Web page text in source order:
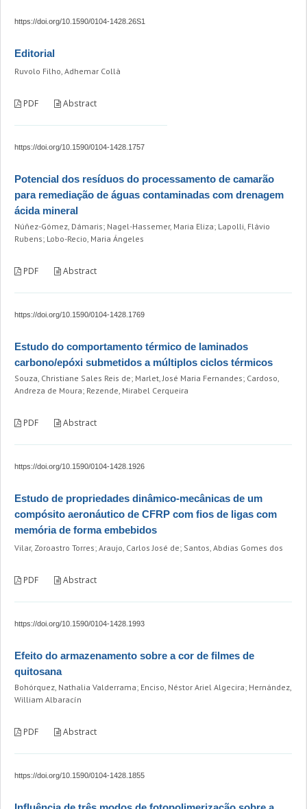
https://doi.org/10.1590/0104-1428.26S1
Editorial
Ruvolo Filho, Adhemar Collà
PDF Abstract
https://doi.org/10.1590/0104-1428.1757
Potencial dos resíduos do processamento de camarão
para remediação de águas contaminadas com drenagem
ácida mineral
Núñez-Gómez, Dámaris; Nagel-Hassemer, Maria Eliza; Lapolli, Flávio
Rubens; Lobo-Recio, Maria Ángeles
PDF Abstract
https://doi.org/10.1590/0104-1428.1769
Estudo do comportamento térmico de laminados
carbono/epóxi submetidos a múltiplos ciclos térmicos
Souza, Christiane Sales Reis de; Marlet, José Maria Fernandes; Cardoso,
Andreza de Moura; Rezende, Mirabel Cerqueira
PDF Abstract
https://doi.org/10.1590/0104-1428.1926
Estudo de propriedades dinâmico-mecânicas de um
compósito aeronáutico de CFRP com fios de ligas com
memória de forma embebidos
Vilar, Zoroastro Torres; Araujo, Carlos José de; Santos, Abdias Gomes dos
PDF Abstract
https://doi.org/10.1590/0104-1428.1993
Efeito do armazenamento sobre a cor de filmes de
quitosana
Bohórquez, Nathalia Valderrama; Enciso, Néstor Ariel Algecira; Hernández,
William Albaracín
PDF Abstract
https://doi.org/10.1590/0104-1428.1855